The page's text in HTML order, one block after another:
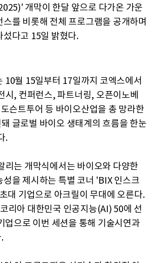
개막이 한달 앞으로 다가온 가운
스를 비롯해 전체 프로그램을 공개하며
섰다고 15일 밝혔다.
10월 15일부터 17일까지 코엑스에서
시, 컨퍼런스, 파트너링, 오픈이노베
슨트투어 등 바이오산업을 총 망라한
글로벌 바이오 생태계의 흐름을 한눈
.
리는 개막식에서는 바이오와 다양한
성을 제시하는 특별 코너 'BIX 인스크
대 기업으로 아크릴이 무대에 오른다.
리아 대한민국 인공지능(AI) 50에 선
업으로 이번 세션을 통해 기술시연과